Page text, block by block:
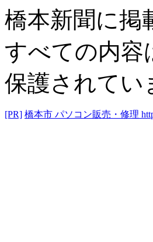
橋本新聞に掲
すべての内容
保護されてい
[PR] 橋本市 パソコン販売・修理